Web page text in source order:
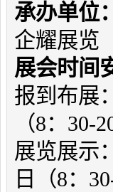
承办单位：
企耀展
展会时间
报到布展
（8：30-
展览展示
日（8：